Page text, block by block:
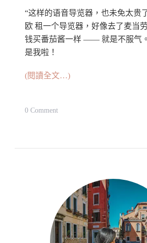
“这样的语音导览器，也未免太贵
欧 租一个导览器，好像去了麦当
钱买番茄酱一样 —— 就是不服气
是我啦！
(閱讀全文…)
0 CommentOn
Rick
Steves
Audio